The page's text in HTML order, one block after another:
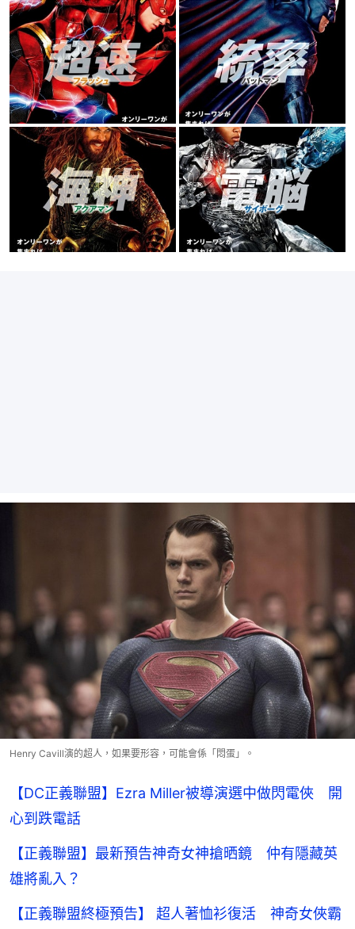
Henry Cavill演的超人，如果要形容，可能會係「悶蛋」。
【DC正義聯盟】Ezra Miller被導演選中做閃電俠 開
心到跌電話
【正義聯盟】最新預告神奇女神搶晒鏡 仲有隱藏英
雄將亂入？
【正義聯盟終極預告】 超人著恤衫復活 神奇女俠霸